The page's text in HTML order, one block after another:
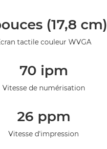
(17,8 cm)
tactile couleur WVGA
70 ipm
Vitesse de numérisation
26 ppm
Vitesse d'impression